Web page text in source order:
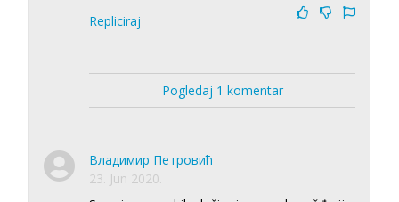
Repliciraj
Pogledaj 1 komentar
Владимир Петровић
23. Jun 2020.